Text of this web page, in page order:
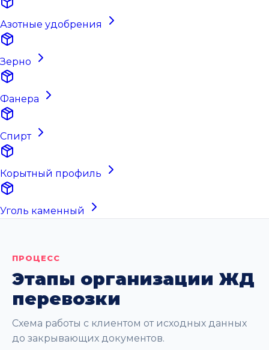
Азотные удобрения
Зерно
Фанера
Спирт
Корытный профиль
Уголь каменный
ПРОЦЕСС
Этапы организации ЖД
перевозки
Схема работы с клиентом от исходных данных
до закрывающих документов.